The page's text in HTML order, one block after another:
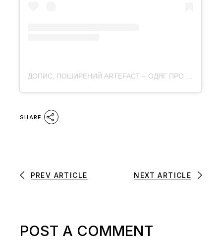
SHARE
PREV ARTICLE NEXT ARTICLE
POST A COMMENT